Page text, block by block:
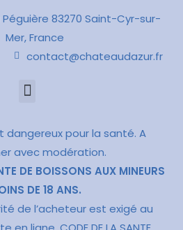
Péguière 83270 Saint-Cyr-sur-
Mer, France
contact@chateaudazur.fr
dangereux pour la santé. A
avec modération.
DE BOISSONS AUX MINEURS
DE 18 ANS.
de l’acheteur est exigé au